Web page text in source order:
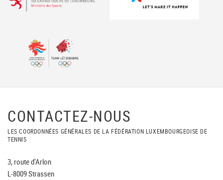
CONTACTEZ-NOUS
LES COORDONNÉES GÉNÉRALES DE LA FÉDÉRATION LUXEMBOURGEOISE DE
TENNIS
3, route d'Arlon
L-8009 Strassen